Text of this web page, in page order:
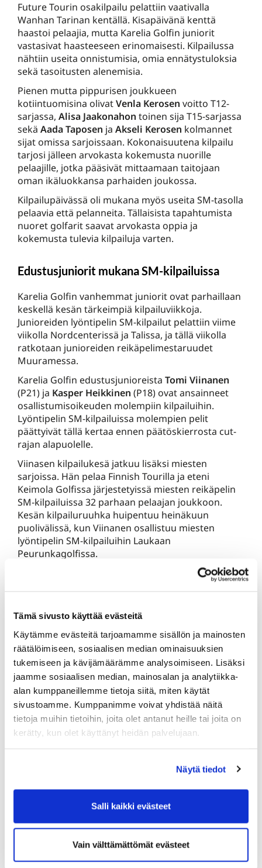
Tämä sivusto käyttää evästeitä
Käytämme evästeitä tarjoamamme sisällön ja mainosten
räätälöimiseen, sosiaalisen median ominaisuuksien
tukemiseen ja kävijämäärämme analysoimiseen. Lisäksi
jaamme sosiaalisen median, mainosalan ja analytiikka-
alan kumppaneillemme tietoja siitä, miten käytät
sivustoamme. Kumppanimme voivat yhdistää näitä
tietoja muihin tietoihin, joita olet antanut heille tai joita on
kerätty, kun olet käyttänyt heidän palvelujaan.
Näytä tiedot
Salli kaikki evästeet
Vain välttämättömät evästeet
Future Tourin osakilpailu pelattiin vaativalla
Wanhan Tarinan kentällä. Kisapäivänä kenttä
haastoi pelaajia, mutta Karelia Golfin juniorit
vastasivat haasteeseen erinomaisesti. Kilpailussa
nähtiin useita onnistumisia, omia ennätystuloksia
sekä tasoitusten alenemisia.
Pienen mutta pippurisen joukkueen
kotiintuomisina olivatVenla Kerosen voitto T12-
sarjassa, Alisa Jaakonahon toinen sija T15-sarjassa
sekä Aada Taposen ja Akseli Kerosen kolmannet
sijat omissa sarjoissaan. Kokonaisuutena kilpailu
tarjosi jälleen arvokasta kokemusta nuorille
pelaajille, jotka pääsivät mittaamaan taitojaan
oman ikäluokkansa parhaiden joukossa.
Kilpailupäivässä oli mukana myös useita SM-tasolla
pelaavia että pelanneita. Tällaisista tapahtumista
nuoret golfarit saavat arvokasta oppia ja
kokemusta tulevia kilpailuja varten.
Edustusjuniorit mukana SM-kilpailuissa
Karelia Golfin vanhemmat juniorit ovat parhaillaan
keskellä kesän tärkeimpiä kilpailuviikkoja.
Junioreiden lyöntipelin SM-kilpailut pelattiin viime
viikolla Nordcenterissä ja Talissa, ja tällä viikolla
ratkotaan junioreiden reikäpelimestaruudet
Muuramessa.
Karelia Golfin edustusjunioreista Tomi Viinanen
(P21) ja Kasper Heikkinen (P18) ovat ansainneet
osallistumisoikeuden molempiin kilpailuihin.
Lyöntipelin SM-kilpailuissa molempien pelit
päättyivät tällä kertaa ennen päätöskierrosta cut-
rajan alapuolelle.
Viinasen kilpailukesä jatkuu lisäksi miesten
sarjoissa. Hän pelaa Finnish Tourilla ja eteni
Keimola Golfissa järjestetyissä miesten reikäpelin
SM-kilpailuissa 32 parhaan pelaajan joukkoon.
Kesän kilpailuruuhka huipentuu heinäkuun
puolivälissä, kun Viinanen osallistuu miesten
lyöntipelin SM-kilpailuihin Laukaan
Peurunkagolfissa.
Toivotamme Tomille, Kasperille ja kaikille Karelia